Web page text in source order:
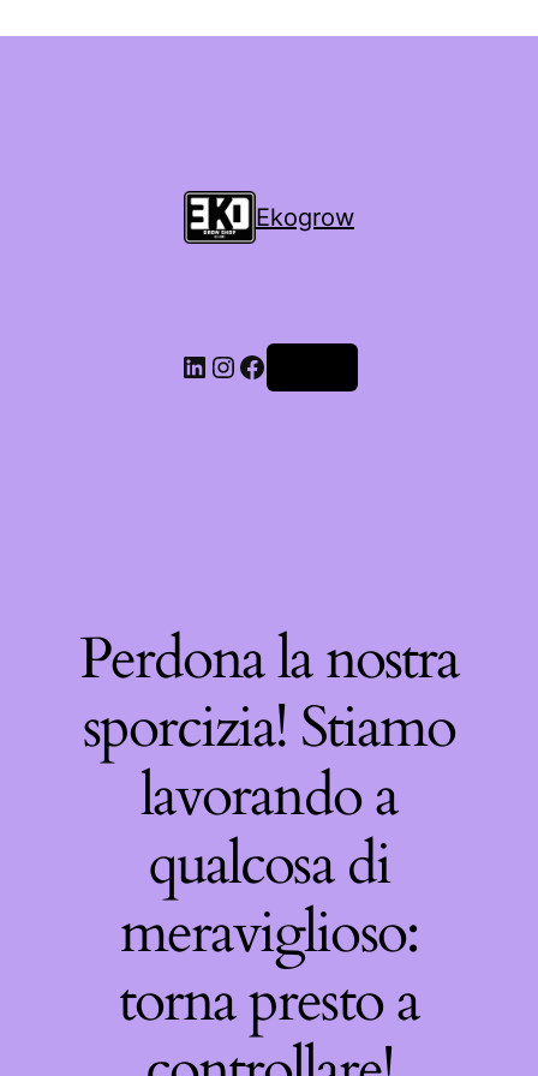
Ekogrow
Perdona la nostra
sporcizia! Stiamo
lavorando a
qualcosa di
meraviglioso:
torna presto a